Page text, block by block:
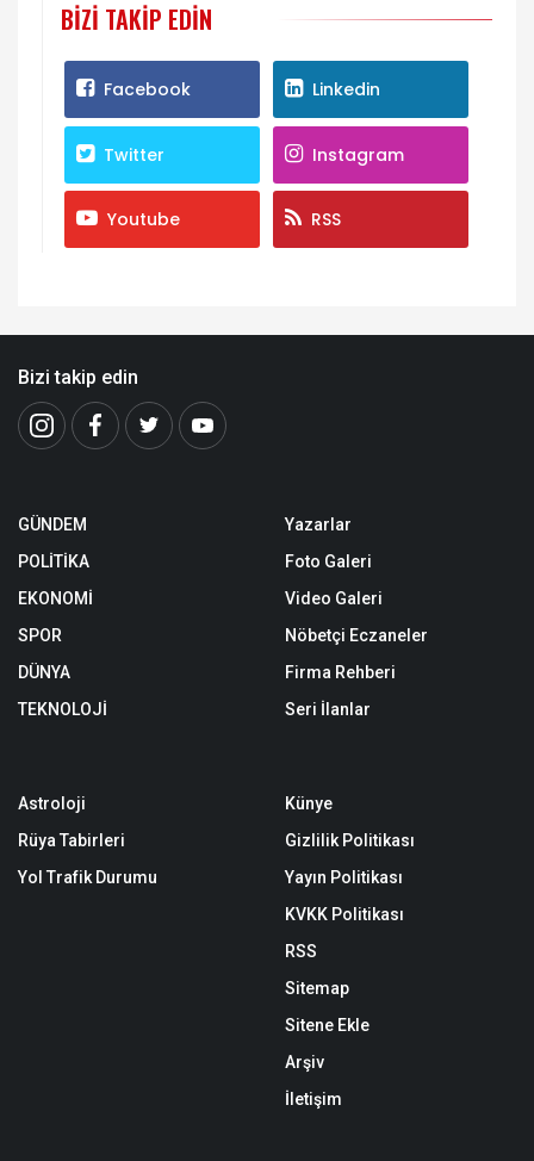
BIZI TAKIP EDIN
Facebook Linkedin
Twitter Instagram
Youtube RSS
Bizi takip edin
GÜNDEM
POLİTİKA
EKONOMİ
SPOR
DÜNYA
TEKNOLOJİ
Yazarlar
Foto Galeri
Video Galeri
Nöbetçi Eczaneler
Firma Rehberi
Seri İlanlar
Astroloji
Rüya Tabirleri
Yol Trafik Durumu
Künye
Gizlilik Politikası
Yayın Politikası
KVKK Politikası
RSS
Sitemap
Sitene Ekle
Arşiv
İletişim